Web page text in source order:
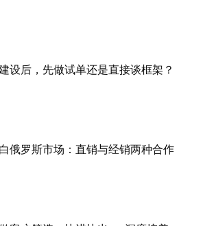
设后，先做试单还是直接谈框架？
俄罗斯市场：直销与经销两种合作